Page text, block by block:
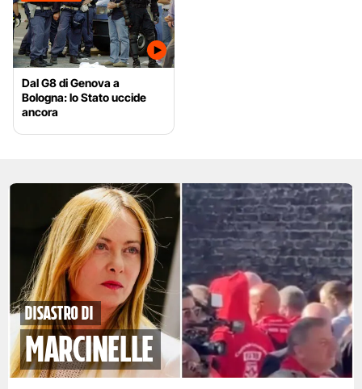
Dal G8 di Genova a
Bologna: lo Stato uccide
ancora
disastro di
marcinelle